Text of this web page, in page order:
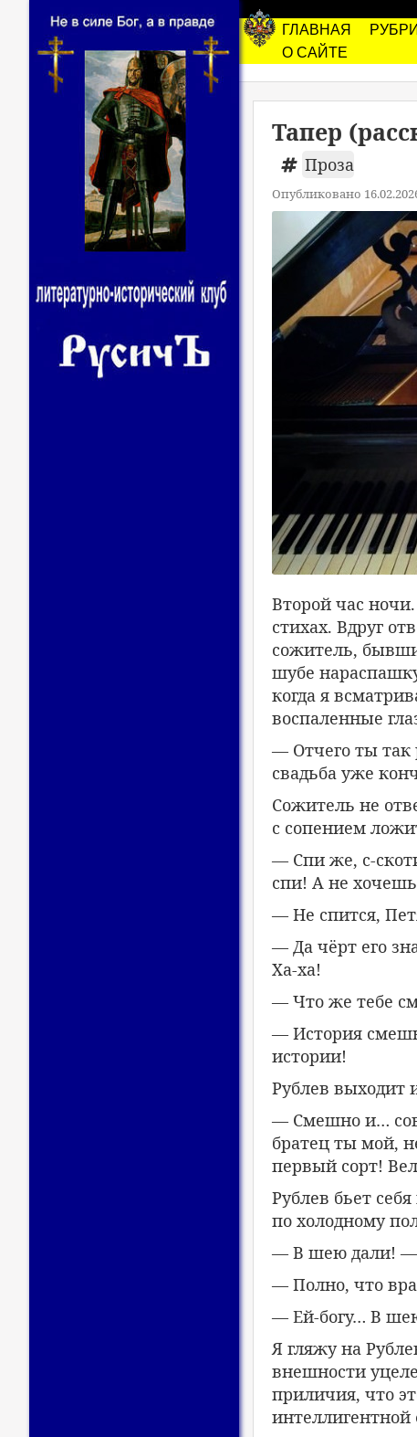
ГЛАВНАЯ
О САЙТЕ
Тапер
Проза
Опубликовано
Второй час
стихах. Вдруг
сожитель,
шубе
когда я
воспаленные
— Отчего ты так
свадьба уже
Сожитель не
с сопением
— Спи же, с-
спи! А не
— Не спится,
— Да чёрт его
Ха-ха!
— Что же тебе
— История
истории!
Рублев выходит
— Смешно и…
братец ты мой,
первый сорт!
Рублев бьет
по холодному
— В шею дали! —
— Полно, что
— Ей-богу… В
Я гляжу на
внешности
приличия, что
интеллигентной